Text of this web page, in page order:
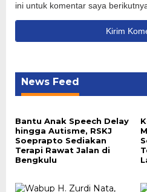
ini untuk komentar saya
News Feed
Bantu Anak Speech Delay
hingga Autisme, RSKJ
Soeprapto Sediakan
Terapi Rawat Jalan di
Bengkulu